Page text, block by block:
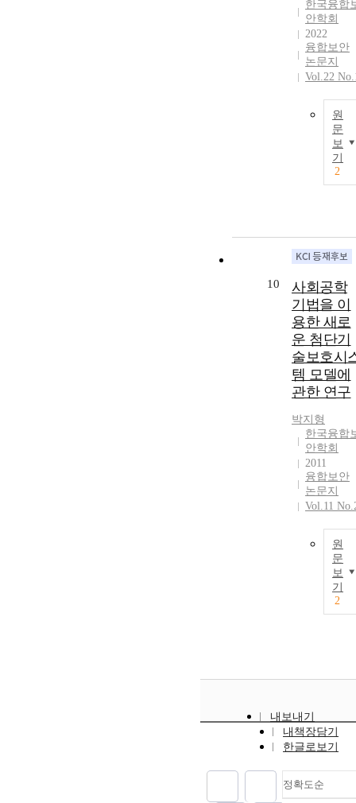
한국융합
안학회
2022
융합보안
논문지
Vol.22
원
문
보
기
2
10
사회공학
기법을 이
용한 새로
운 첨단기
술보호시
템 모델에
관한 연구
박지형
한국융합
안학회
2011
융합보안
논문지
Vol.11
원
문
보
기
2
내보내기
내책장담기
한글로보기
정확도순